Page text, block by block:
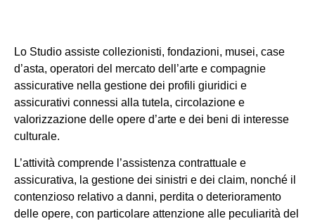
Lo Studio assiste collezionisti, fondazioni, musei, case
d’asta, operatori del mercato dell’arte e compagnie
assicurative nella gestione dei profili giuridici e
assicurativi connessi alla tutela, circolazione e
valorizzazione delle opere d’arte e dei beni di interesse
culturale.
L’attività comprende l’assistenza contrattuale e
assicurativa, la gestione dei sinistri e dei claim, nonché il
contenzioso relativo a danni, perdita o deterioramento
delle opere, con particolare attenzione alle peculiarità del